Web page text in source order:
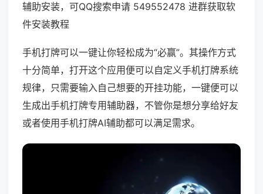
辅助安装，可QQ搜索申请 549552478 进群获取软
件安装教程
手机打牌可以一键让你轻松成为“必赢”。其操作方式
十分简单，打开这个应用便可以自定义手机打牌系统
规律，只需要输入自己想要的开挂功能，一键便可以
生成出手机打牌专用辅助器，不管你是想分享给好友
或者使用手机打牌AI辅助都可以满足需求。